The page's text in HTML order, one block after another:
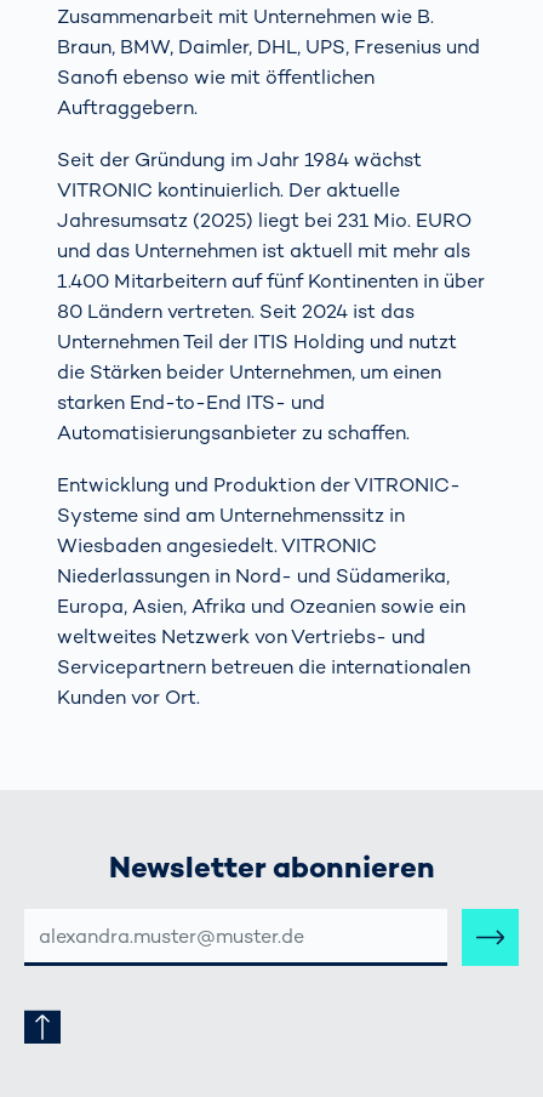
Zusammenarbeit mit Unternehmen wie B.
Braun, BMW, Daimler, DHL, UPS, Fresenius und
Sanofi ebenso wie mit öffentlichen
Auftraggebern.
Seit der Gründung im Jahr 1984 wächst
VITRONIC kontinuierlich. Der aktuelle
Jahresumsatz (2025) liegt bei 231 Mio. EURO
und das Unternehmen ist aktuell mit mehr als
1.400 Mitarbeitern auf fünf Kontinenten in über
80 Ländern vertreten. Seit 2024 ist das
Unternehmen Teil der ITIS Holding und nutzt
die Stärken beider Unternehmen, um einen
starken End-to-End ITS- und
Automatisierungsanbieter zu schaffen.
Entwicklung und Produktion der VITRONIC-
Systeme sind am Unternehmenssitz in
Wiesbaden angesiedelt. VITRONIC
Niederlassungen in Nord- und Südamerika,
Europa, Asien, Afrika und Ozeanien sowie ein
weltweites Netzwerk von Vertriebs- und
Servicepartnern betreuen die internationalen
Kunden vor Ort.
Newsletter abonnieren
MAIL-
ADRESSE